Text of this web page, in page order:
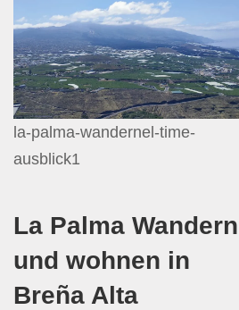
la-palma-wandernel-time-
ausblick1
La Palma Wandern
und wohnen in
Breña Alta